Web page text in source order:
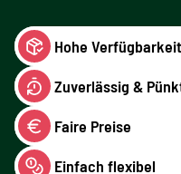
Hohe Verfügbarkeit
Zuverlässig &
Faire Preise
Einfach flexibel